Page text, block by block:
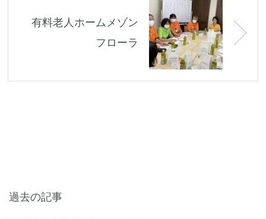
有料老人ホームメゾン
フローラ
過去の記事